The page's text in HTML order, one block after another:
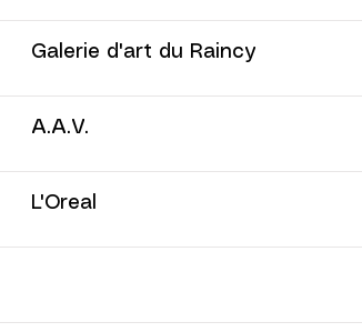
Galerie d'art du Raincy
A.A.V.
L'Oreal